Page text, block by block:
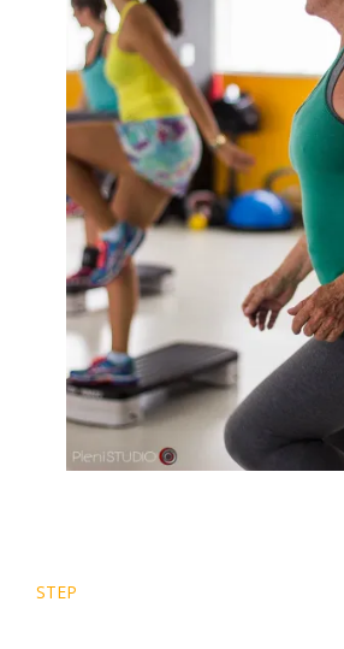
Navegação
STEP